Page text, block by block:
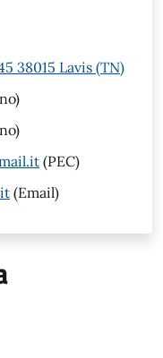
38015 Lavis (TN)
(PEC)
(Email)